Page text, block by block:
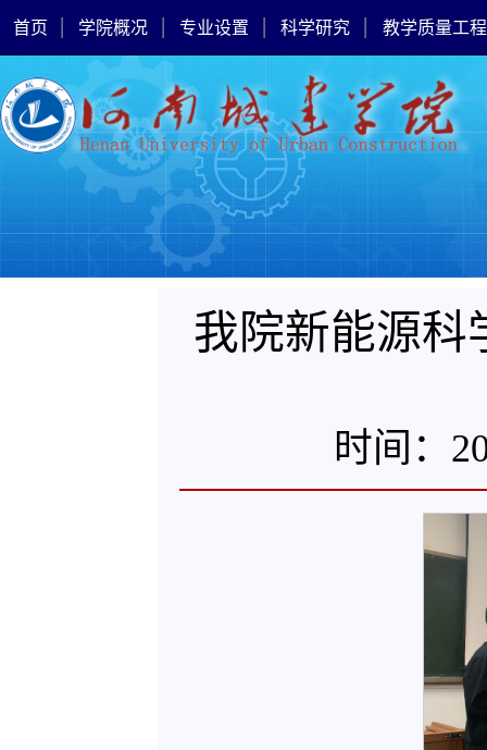
首页 | 学院概况 | 专业设置 | 科学研究 | 教学质量工程
我院新能源科
时间：